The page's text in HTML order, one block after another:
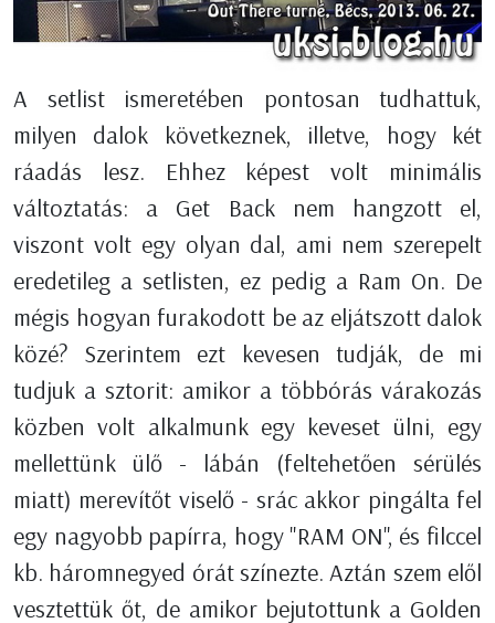
A setlist ismeretében pontosan tudhattuk,
milyen dalok következnek, illetve, hogy két
ráadás lesz. Ehhez képest volt minimális
változtatás: a Get Back nem hangzott el,
viszont volt egy olyan dal, ami nem szerepelt
eredetileg a setlisten, ez pedig a Ram On. De
mégis hogyan furakodott be az eljátszott dalok
közé? Szerintem ezt kevesen tudják, de mi
tudjuk a sztorit: amikor a többórás várakozás
közben volt alkalmunk egy keveset ülni, egy
mellettünk ülő - lábán (feltehetően sérülés
miatt) merevítőt viselő - srác akkor pingálta fel
egy nagyobb papírra, hogy "RAM ON", és filccel
kb. háromnegyed órát színezte. Aztán szem elől
vesztettük őt, de amikor bejutottunk a Golden